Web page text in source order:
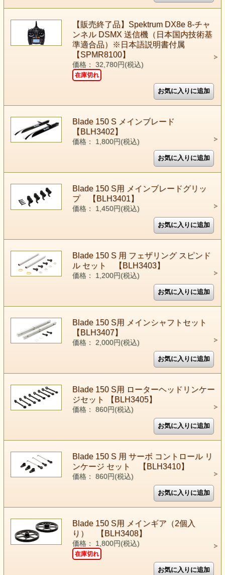
【販売終了品】Spektrum DX8e 8-チャ
ンネル DSMX 送信機（日本国内技術基
準適合品）※日本語説明書付属
【SPMR8100】
価格： 32,780円(税込)
在庫切れ
Blade 150 S メインブレード
【BLH3402】
価格： 1,800円(税込)
Blade 150 S用 メインブレードグリッ
プ 【BLH3401】
価格： 1,450円(税込)
Blade 150 S 用 フェザリング スピンド
ル セット 【BLH3403】
価格： 1,200円(税込)
Blade 150 S用 メインシャフトセット
【BLH3407】
価格： 2,000円(税込)
Blade 150 S用 ローターヘッドリンケー
ジセット 【BLH3405】
価格： 860円(税込)
Blade 150 S 用 サーボ コントロール リ
ンケージ セット 【BLH3410】
価格： 860円(税込)
Blade 150 S用 メインギア（2個入
り） 【BLH3408】
価格： 1,800円(税込)
在庫切れ